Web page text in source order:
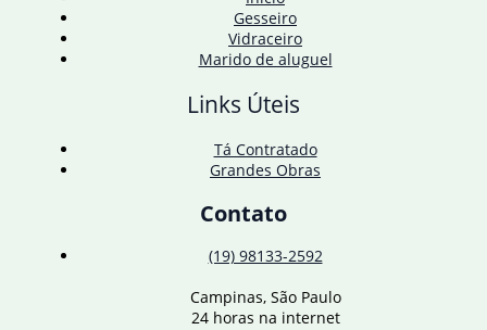
Gesseiro
Vidraceiro
Marido de aluguel
Links Úteis
Tá Contratado
Grandes Obras
Contato
(19) 98133-2592
Campinas, São Paulo
24 horas na internet